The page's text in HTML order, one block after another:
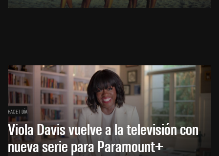
HACE 1 DÍA
Viola Davis vuelve a la televisión con
nueva serie para Paramount+